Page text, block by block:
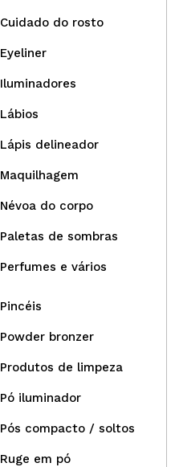
Cuidado do rosto
Eyeliner
Iluminadores
Lábios
Lápis delineador
Maquilhagem
Névoa do corpo
Paletas de sombras
Perfumes e vários
Pincéis
Powder bronzer
Produtos de limpeza
Pó iluminador
Pós compacto / soltos
Ruge em pó